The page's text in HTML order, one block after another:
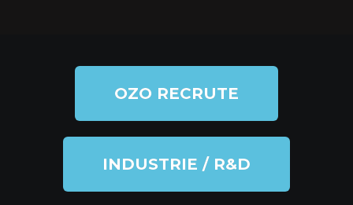
OZO RECRUTE
INDUSTRIE / R&D